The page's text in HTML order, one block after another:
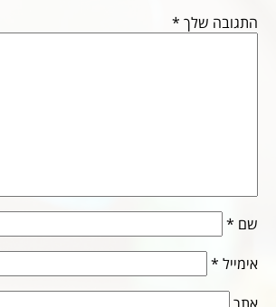
התגובה שלך *
שם *
אימייל *